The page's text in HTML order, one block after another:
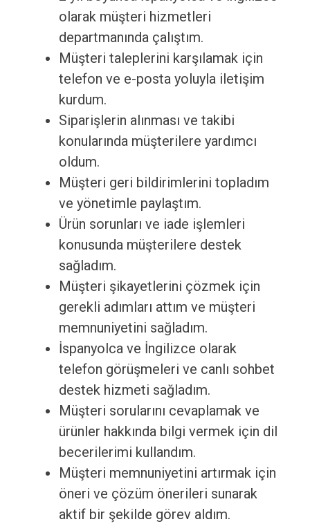
olarak müşteri hizmetleri
departmanında çalıştım.
Müşteri taleplerini karşılamak için
telefon ve e-posta yoluyla iletişim
kurdum.
Siparişlerin alınması ve takibi
konularında müşterilere yardımcı
oldum.
Müşteri geri bildirimlerini topladım
ve yönetimle paylaştım.
Ürün sorunları ve iade işlemleri
konusunda müşterilere destek
sağladım.
Müşteri şikayetlerini çözmek için
gerekli adımları attım ve müşteri
memnuniyetini sağladım.
İspanyolca ve İngilizce olarak
telefon görüşmeleri ve canlı sohbet
destek hizmeti sağladım.
Müşteri sorularını cevaplamak ve
ürünler hakkında bilgi vermek için dil
becerilerimi kullandım.
Müşteri memnuniyetini artırmak için
öneri ve çözüm önerileri sunarak
aktif bir şekilde görev aldım.